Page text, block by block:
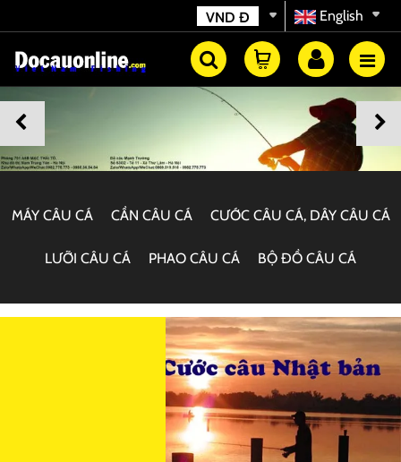
English
VND Đ
MÁY CÂU CÁ CẦN CÂU CÁ CƯỚC CÂU CÁ, DÂY CÂU CÁ
LƯỠI CÂU CÁ PHAO CÂU CÁ BỘ ĐỒ CÂU CÁ